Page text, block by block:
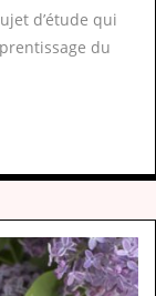
d’étude qui
du